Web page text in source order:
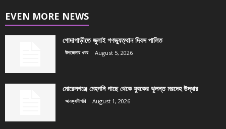
EVEN MORE NEWS
গোদাগাড়ীতে জুলাই গণভ্যুত্থান দিবস পালিত
উপজেলার খবর August 5, 2026
মোরেলগঞ্জে মেহগনি গাছে থেকে যুবকের ঝুলন্ত মরদেহ উদ্ধার
আনক্যাটাগরি August 1, 2026